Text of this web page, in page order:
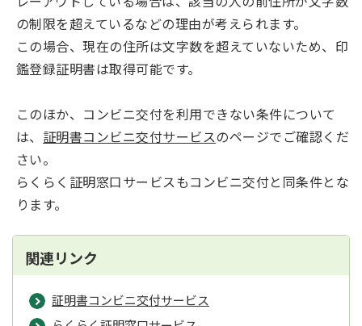
の制限を超えているなどの理由が考えられます。
この場合、現在の住所は文字数を超えていないため、印
鑑登録証明書は取得可能です。
このほか、コンビニ交付を利用できない条件について
は、 証明書コンビニ交付サービスのページでご確認くだ
さい。
らくらく証明窓口サービスもコンビニ交付と同条件とな
ります。
関連リンク
証明書コンビニ交付サービス